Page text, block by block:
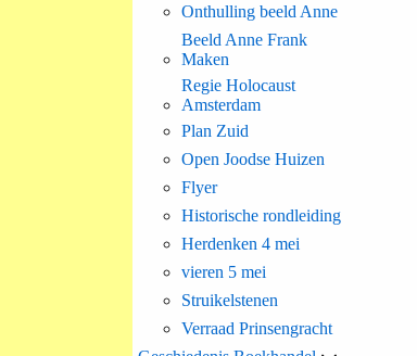
Onthulling beeld Anne
Beeld Anne Frank
Maken
Regie Holocaust
Amsterdam
Plan Zuid
Open Joodse Huizen
Flyer
Historische rondleiding
Herdenken 4 mei
vieren 5 mei
Struikelstenen
Verraad Prinsengracht